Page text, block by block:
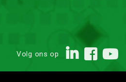
Volg ons op